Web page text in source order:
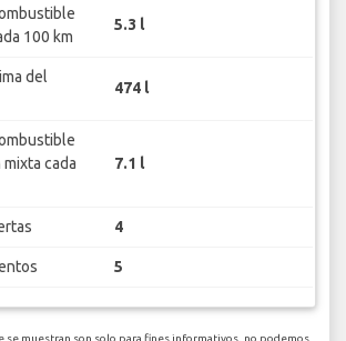
100 km
5.3 l
del
474 l
cada
7.1 l
4
5
se muestran son solo para fines informativos, no podemos